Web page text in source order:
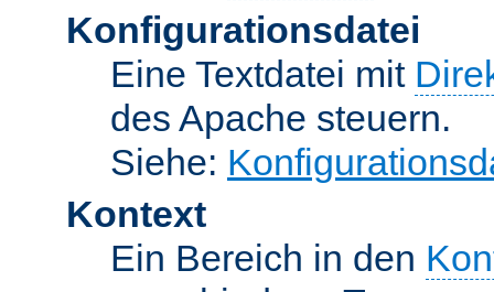
Konfigurationsdatei
Eine Textdatei mit
des Apache steuern.
Siehe:
Kontext
Ein Bereich in den